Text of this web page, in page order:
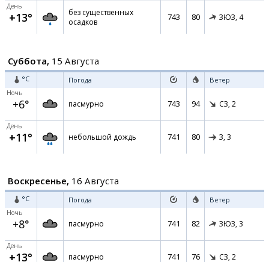
День
+13°
без существенных
осадков
743 80 ЗЮЗ, 4
Суббота, 15 Августа
°C Погода Ветер
Ночь
+6° пасмурно 743 94 СЗ, 2
День
+11° небольшой дождь 741 80 З, 3
Воскресенье, 16 Августа
°C Погода Ветер
Ночь
+8° пасмурно 741 82 ЗЮЗ, 3
День
+13° пасмурно 741 76 СЗ, 2